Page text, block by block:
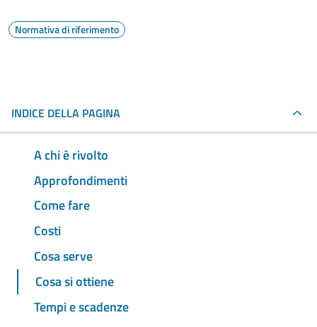
Normativa di riferimento
INDICE DELLA PAGINA
A chi è rivolto
Approfondimenti
Come fare
Costi
Cosa serve
Cosa si ottiene
Tempi e scadenze